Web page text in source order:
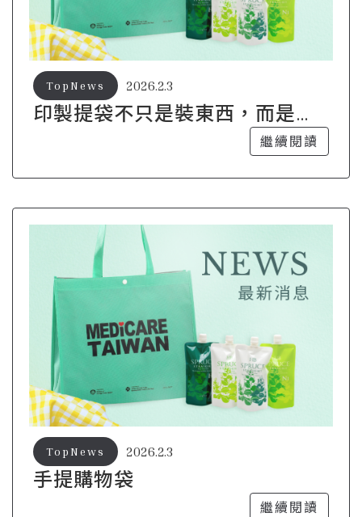
印製提袋不只是裝東西，而是把
2026.2.3
TopNews
繼續閱讀
手提購物袋
2026.2.3
TopNews
繼續閱讀